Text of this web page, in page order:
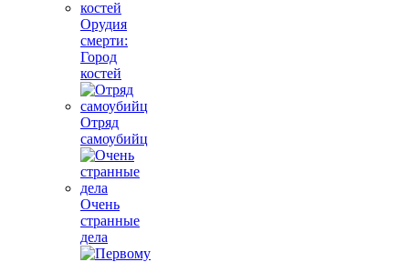
Орудия
смерти:
Город
костей
Отряд
самоубийц
Очень
странные
дела